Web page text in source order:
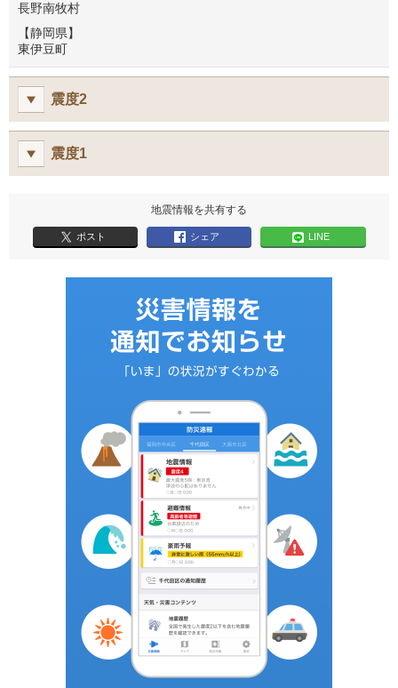
長野南牧村
【静岡県】
東伊豆町
震度2
震度1
地震情報を共有する
ポスト シェア LINE